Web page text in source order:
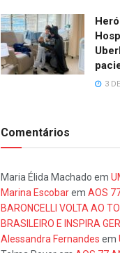
3
Comentários
Maria Élida Machado em
Marina Escobarem AOS
BARONCELLI VOLTA AO
BRASILEIRO E INSPIRA
Alessandra Fernandes em